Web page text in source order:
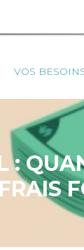
VOS
:
FRAIS